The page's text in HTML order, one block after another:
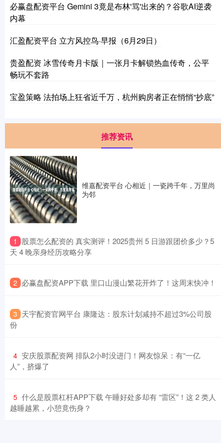
必赢盘配资平台 Gemini 3竟是布林'骂'出来的？谷歌AI逆袭
内幕
汇盈配资平台 立方风控鸟·早报（6月29日）
贵盈配资 冰雪传奇月卡版｜一张月卡解锁热血传奇，公平
畅玩不套路
宝盈策略 法拍场上狂省近千万，杭州购房者正在悄悄“抄底”
推荐资讯
维嘉配资平台 心相近｜一瓷跨千年，万里尚
为邻
1
​股票怎么配资的 真实测评！2025贵州 5 日游跟团价多少？5
天 4 晚亲身经历攻略分享
2 ​必赢盘配资APP下载 里口山漫山繁花开炸了！这周末快冲！
3 ​天宇配资官网平台 康隆达：股东计划减持不超过3%公司股
份
4 ​安庆股票配资网 排队2小时没进门！网友惊呆：有“一亿
人”，挤爆了
5 ​什么是股票杠杆APP下载 午睡好处多却有 “雷区”！这 2 类人
越睡越累，小憩竟伤身？